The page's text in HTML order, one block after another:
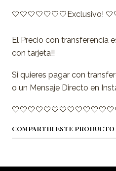
🤍🤍🤍🤍🤍🤍🤍Exclusivo!
El Precio con transferencia
con tarjeta!!
Si quieres pagar con
o un Mensaje Directo en
COMPARTIR ESTE PRODUCTO